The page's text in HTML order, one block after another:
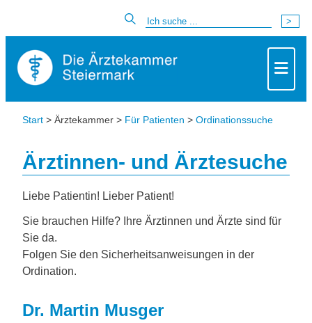
Start > Ärztekammer > Für Patienten > Ordinationssuche
Ärztinnen- und Ärztesuche
Liebe Patientin! Lieber Patient!
Sie brauchen Hilfe? Ihre Ärztinnen und Ärzte sind für
Sie da.
Folgen Sie den Sicherheitsanweisungen in der
Ordination.
Dr. Martin Musger